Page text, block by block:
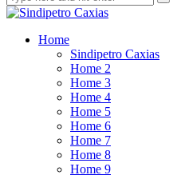
Home
Sindipetro Caxias
Home 2
Home 3
Home 4
Home 5
Home 6
Home 7
Home 8
Home 9